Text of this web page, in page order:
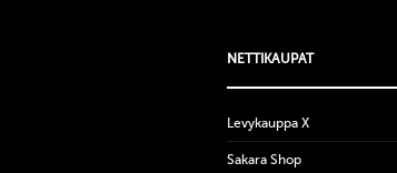
NETTIKAUPAT
Levykauppa X
Sakara Shop